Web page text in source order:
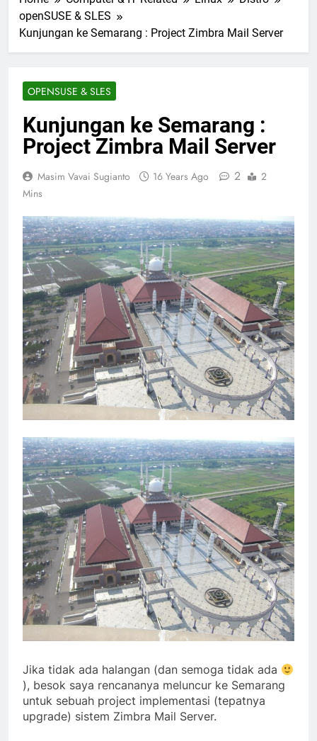
openSUSE & SLES
Kunjungan ke Semarang : Project Zimbra Mail Server
OPENSUSE & SLES
Kunjungan ke Semarang :
Project Zimbra Mail Server
Masim Vavai Sugianto 16 Years Ago 2
2
Mins
Jika tidak ada halangan (dan semoga tidak ada
), besok saya rencananya meluncur ke Semarang
untuk sebuah project implementasi (tepatnya
upgrade) sistem Zimbra Mail Server.